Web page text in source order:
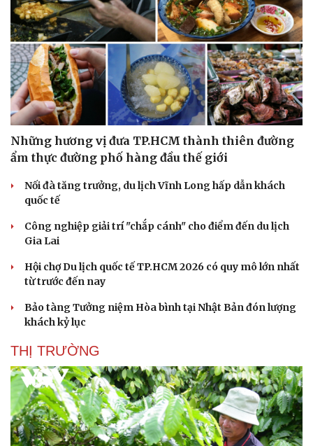
Văn hóa
Sân khấu - Điện ảnh
Văn học
Di sản
Nghệ sĩ
Những hương vị đưa TP.HCM thành thiên đường
ẩm thực đường phố hàng đầu thế giới
Nối đà tăng trưởng, du lịch Vĩnh Long hấp dẫn khách
quốc tế
Công nghiệp giải trí "chắp cánh" cho điểm đến du lịch
Gia Lai
Hội chợ Du lịch quốc tế TP.HCM 2026 có quy mô lớn nhất
từ trước đến nay
Bảo tàng Tưởng niệm Hòa bình tại Nhật Bản đón lượng
khách kỷ lục
THỊ TRƯỜNG